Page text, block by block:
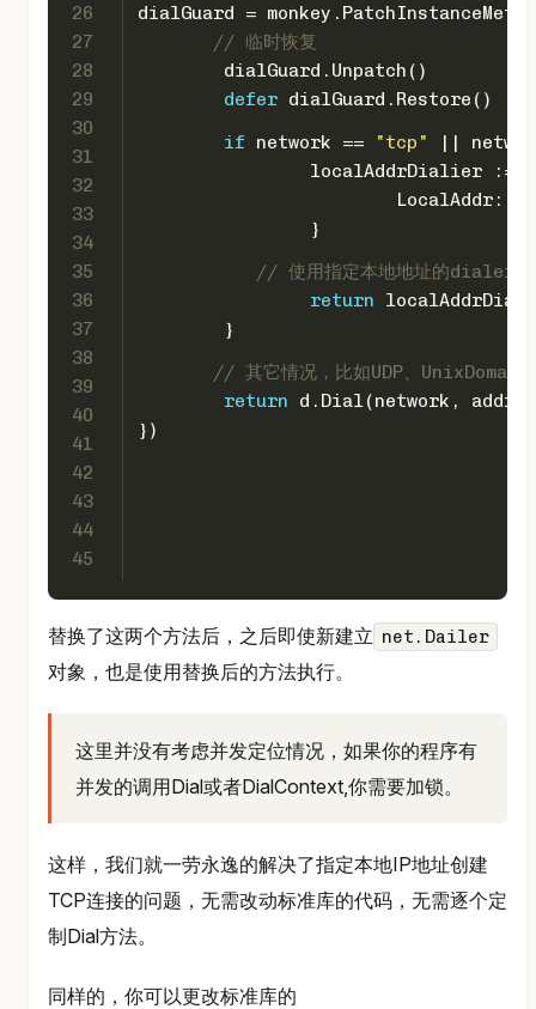
26
27
28
29
30
31
32
33
34
35
36
37
38
39
40
41
42
43
44
45
dialGuard =
// 临时恢复
	dialGuard.Unpatch()
defer dialGuard.Restore()
if network == "tcp"
||
localAddrDialier :=
LocalAddr:
		}
// 使用指定本地地址的dialer
return
	}
// 其它情况，比如UDP、UnixDomain
return d.Dial(network,
})
替换了这两个方法后，之后即使新建立 net.Dailer
对象，也是使用替换后的方法执行。
这里并没有考虑并发定位情况，如果你的程序有
并发的调用Dial或者DialContext,你需要加锁。
这样，我们就一劳永逸的解决了指定本地IP地址创建
TCP连接的问题，无需改动标准库的代码，无需逐个定
制Dial方法。
同样的，你可以更改标准库的